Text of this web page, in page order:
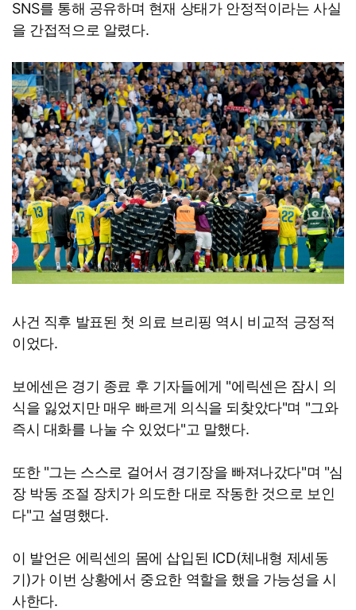
SNS를 통해 공유하며 현재 상태가 안정적이라는 사실
을 간접적으로 알렸다.
사건 직후 발표된 첫 의료 브리핑 역시 비교적 긍정적
이었다.
보에센은 경기 종료 후 기자들에게 "에릭센은 잠시 의
식을 잃었지만 매우 빠르게 의식을 되찾았다"며 "그와
즉시 대화를 나눌 수 있었다"고 말했다.
또한 "그는 스스로 걸어서 경기장을 빠져나갔다"며 "심
장 박동 조절 장치가 의도한 대로 작동한 것으로 보인
다"고 설명했다.
이 발언은 에릭센의 몸에 삽입된 ICD(체내형 제세동
기)가 이번 상황에서 중요한 역할을 했을 가능성을 시
사한다.